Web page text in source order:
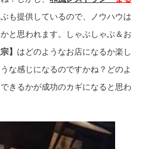
も提供しているので、ノウハウは
と思われます。しゃぶしゃぶ＆お
】 はどのようなお店になるか楽し
な感じになるのですかね？どのよ
きるかが成功のカギになると思わ